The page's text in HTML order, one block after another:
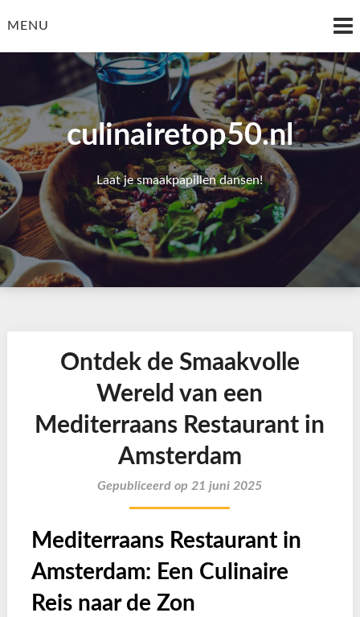
toMENU
culinairetop50.nl
Laat je smaakpapillen dansen!
Ontdek de Smaakvolle
Wereld van een
Mediterraans Restaurant in
Amsterdam
Gepubliceerd op 21 juni 2025
Mediterraans Restaurant in
Amsterdam: Een Culinaire
Reis naar de Zon